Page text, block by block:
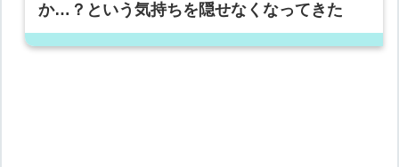
か…？という気持ちを隠せなくなってきた